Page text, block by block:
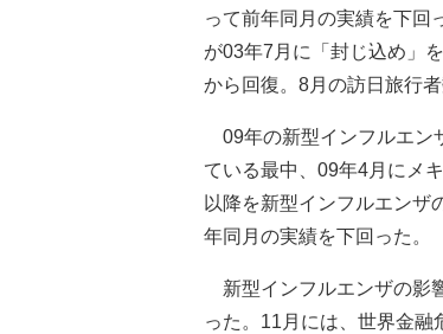
って前年同月の実績を下回
が03年7月に「封じ込め」
から回復。8月の訪日旅行
09年の新型インフルエン
ている最中、09年4月にメ
以降を新型インフルエンザ
年同月の実績を下回った。
新型インフルエンザの影
った。11月には、世界金融